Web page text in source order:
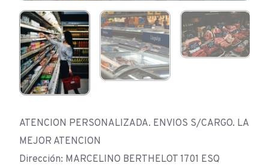
ATENCION PERSONALIZADA. ENVIOS S/CARGO. LA
MEJOR ATENCION
Dirección: MARCELINO BERTHELOT 1701 ESQ